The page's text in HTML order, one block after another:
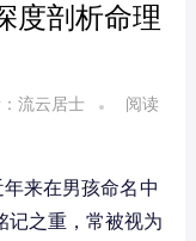
度剖析命理
流云居士
阅读
来在男孩命名中
记之重，常被视为